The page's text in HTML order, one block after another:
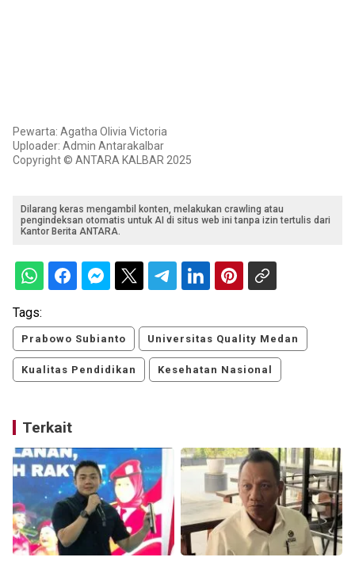
Pewarta: Agatha Olivia Victoria
Uploader: Admin Antarakalbar
Copyright © ANTARA KALBAR 2025
Dilarang keras mengambil konten, melakukan crawling atau
pengindeksan otomatis untuk AI di situs web ini tanpa izin tertulis dari
Kantor Berita ANTARA.
Tags:
Prabowo Subianto Universitas Quality Medan
Kualitas Pendidikan Kesehatan Nasional
Terkait